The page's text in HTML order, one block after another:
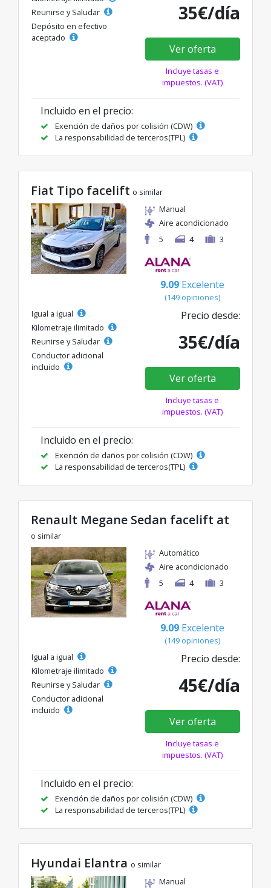
Reunirse y Saludar
Depósito en efectivo
aceptado
35€/día
Ver oferta
Incluye tasas e
impuestos. (VAT)
Incluido en el precio:
Exención de daños por colisión (CDW)
La responsabilidad de terceros(TPL)
Fiat Tipo facelift o similar
Manual
Aire acondicionado
5
4 3
9.09 Excelente
(149 opiniones)
Igual a igual
Kilometraje ilimitado
Reunirse y Saludar
Conductor adicional
incluido
Precio desde:
35€/día
Ver oferta
Incluye tasas e
impuestos. (VAT)
Incluido en el precio:
Exención de daños por colisión (CDW)
La responsabilidad de terceros(TPL)
Renault Megane Sedan facelift at
o similar
Automático
Aire acondicionado
5
4 3
9.09 Excelente
(149 opiniones)
Igual a igual
Kilometraje ilimitado
Reunirse y Saludar
Conductor adicional
incluido
Precio desde:
45€/día
Ver oferta
Incluye tasas e
impuestos. (VAT)
Incluido en el precio:
Exención de daños por colisión (CDW)
La responsabilidad de terceros(TPL)
Hyundai Elantra o similar
Manual